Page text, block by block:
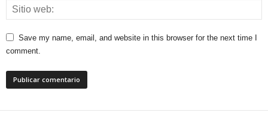
Save my name, email, and website in this browser for the next time I
comment.